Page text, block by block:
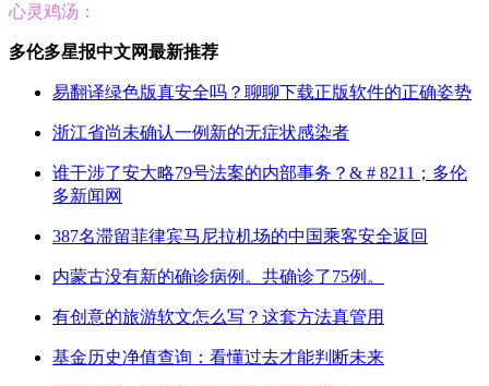
心灵鸡汤：
多伦多星报中文网最新推荐
易翻译绿色版真安全吗？聊聊下载正版软件的正确姿势
浙江省尚未确认一例新的无症状感染者
谁干涉了安大略79号法案的内部事务？& # 8211；多伦
多新闻网
387名滞留菲律宾马尼拉机场的中国乘客安全返回
内蒙古没有新的确诊病例。共确诊了75例。
有创意的旅游软文怎么写？这套方法真管用
基金历史净值查询：看懂过去才能判断未来